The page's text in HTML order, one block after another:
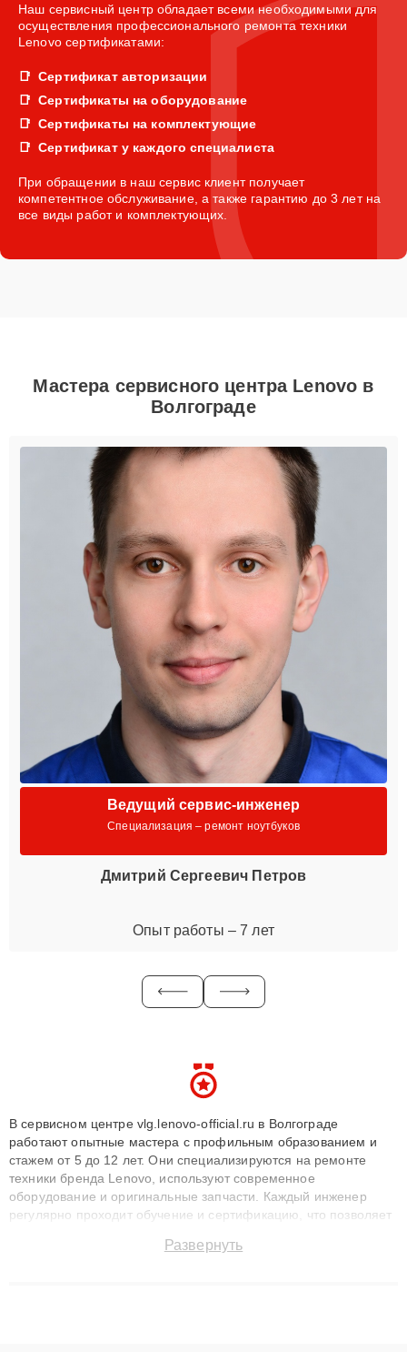
Наш сервисный центр обладает всеми необходимыми для
осуществления профессионального ремонта техники
Lenovo сертификатами:
Сертификат авторизации
Сертификаты на оборудование
Сертификаты на комплектующие
Сертификат у каждого специалиста
При обращении в наш сервис клиент получает
компетентное обслуживание, а также гарантию до 3 лет на
все виды работ и комплектующих.
Мастера сервисного центра Lenovo в
Волгограде
Ведущий сервис-инженер
Специализация – ремонт ноутбуков
Дмитрий Сергеевич Петров
Опыт работы – 7 лет
В сервисном центре vlg.lenovo-official.ru в Волгограде
работают опытные мастера с профильным образованием и
стажем от 5 до 12 лет. Они специализируются на ремонте
техники бренда Lenovo, используют современное
оборудование и оригинальные запчасти. Каждый инженер
регулярно проходит обучение и сертификацию, что позволяет
технику с сохранением гарантии до 3 лет. Наши мастера
Развернуть